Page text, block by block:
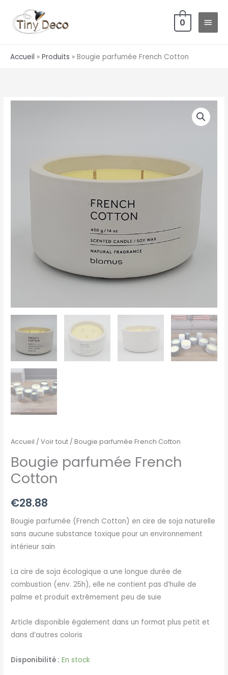
contenu
MENU
0
Accueil Produits Bougie parfumée French Cotton
Accueil /Voir tout / Bougie parfumée French Cotton
Bougie parfumée French
Cotton
€28.88
Bougie parfumée (French Cotton) en cire de soja naturelle
sans aucune substance toxique pour un environnement
intérieur sain
La cire de soja écologique a une longue durée de
combustion (env. 25h), elle ne contient pas d’huile de
palme et produit extrêmement peu de suie
Article disponible également dans un format plus petit et
dans d’autres coloris
Disponibilité : En stock
Cotton